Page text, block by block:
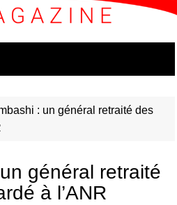
: un général retraité des
général retraité
à l’ANR